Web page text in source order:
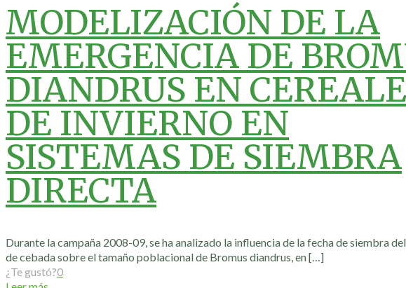
MODELIZACIÓN DE LA
EMERGENCIA DE
DIANDRUS EN
DE INVIERNO EN
SISTEMAS DE SIEMBRA
DIRECTA
Durante la campaña 2008-09, se ha analizado la influencia de la fecha de siembra
de cebada sobre el tamaño poblacional de Bromus diandrus, en[…]
¿Te gustó?0